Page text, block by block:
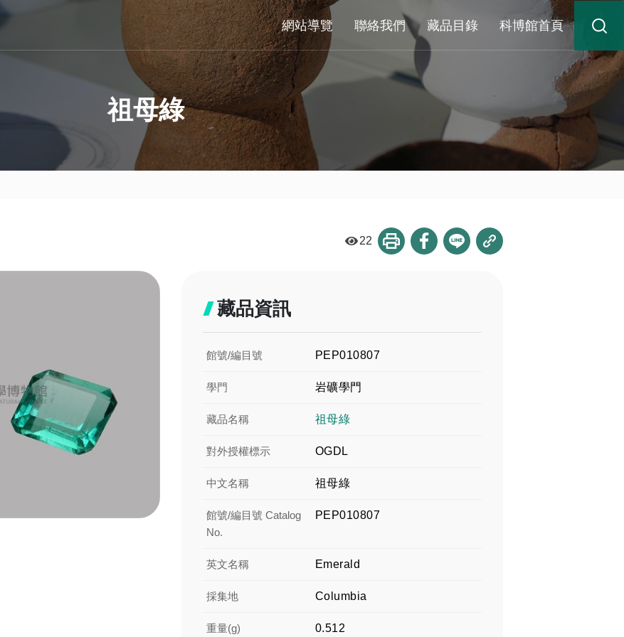
網站導覽 聯絡我們 藏品目錄 科博館首頁
祖母綠
22
藏品資訊
館號/編目號 PEP010807
學門 岩礦學門
藏品名稱 祖母綠
對外授權標示 OGDL
中文名稱 祖母綠
館號/編目號 Catalog
No.
PEP010807
英文名稱 Emerald
採集地 Columbia
重量(g) 0.512